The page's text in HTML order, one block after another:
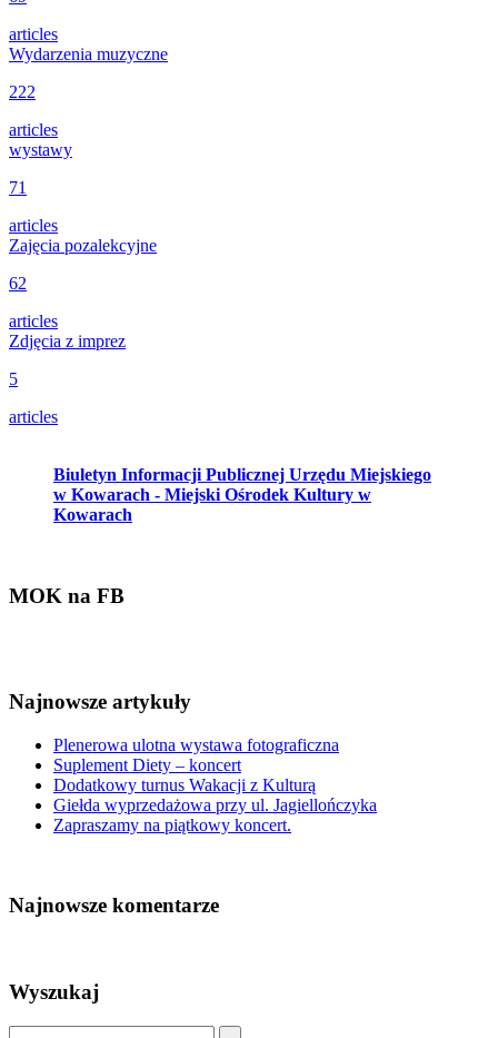
articles
Wydarzenia muzyczne
222
articles
wystawy
71
articles
Zajęcia pozalekcyjne
62
articles
Zdjęcia z imprez
5
articles
Biuletyn Informacji Publicznej Urzędu Miejskiego
w Kowarach - Miejski Ośrodek Kultury w
Kowarach
MOK na FB
Najnowsze artykuły
Plenerowa ulotna wystawa fotograficzna
Suplement Diety – koncert
Dodatkowy turnus Wakacji z Kulturą
Giełda wyprzedażowa przy ul. Jagiellończyka
Zapraszamy na piątkowy koncert.
Najnowsze komentarze
Wyszukaj